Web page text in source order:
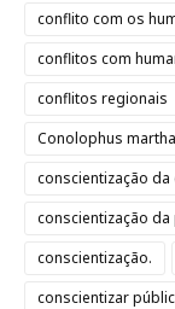
conflito com os
conflitos com
conflitos regionais
Conolophus
conscientização
conscientização
conscientização.
conscientizar